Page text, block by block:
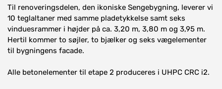
Til renoveringsdelen, den ikoniske Sengebygning, leverer vi
10 teglaltaner med samme pladetykkelse samt seks
vinduesrammer i højder på ca. 3,20 m, 3,80 m og 3,95 m.
Hertil kommer to søjler, to bjælker og seks vægelementer
til bygningens facade.
Alle betonelementer til etape 2 produceres i UHPC CRC i2.